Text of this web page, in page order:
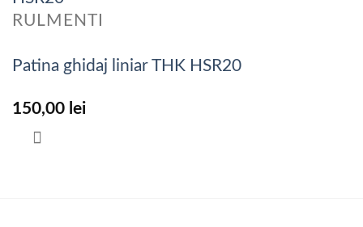
RULMENTI
Patina ghidaj liniar THK HSR20
150,00 lei